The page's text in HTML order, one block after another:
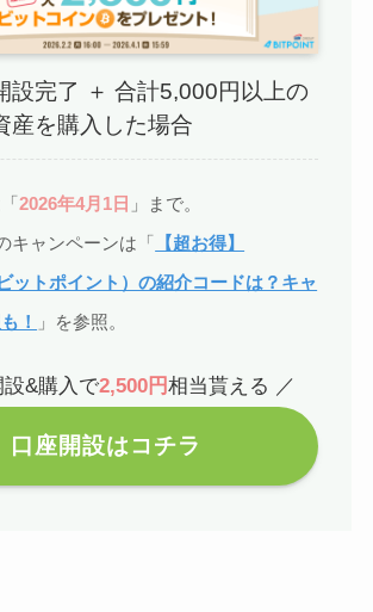
設完了 ＋ 合計5,000円以上の
産を購入した場合
2026年4月1日 」まで。
キャンペーンは「 【超お得】
ットポイント）の紹介コードは？キャ
！
」を参照。
&購入で2,500円相当貰える ／
口座開設はコチラ